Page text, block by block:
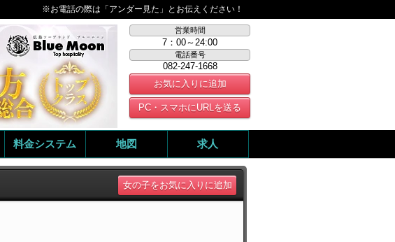
※お電話の際は「アンダー見た」とお伝えください！
営業時間
7：00～24:00
電話番号
082-247-1668
お気に入りに追加
PC・スマホにURLを送る
料金システム 地図 求人
女の子をお気に入りに追加